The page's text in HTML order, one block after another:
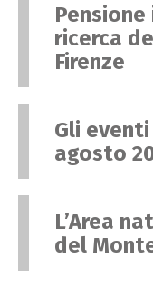
Pensione
ricerca
Firenze
Gli
agosto
L’Area
del